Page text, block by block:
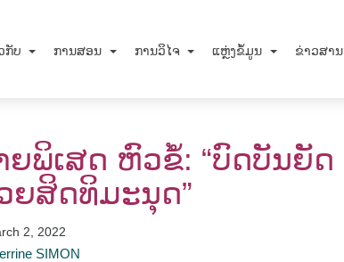
ກັບ ການສອນ ການວິໄຈ ແຫຼ່ງຂໍ້ມູນ ຂ່າວສານ
ພິເສດ ຫົວຂໍ້: “ບົດບັນຍັດ
ຍສິດທິມະນຸດ”
2, 2022
SIMON